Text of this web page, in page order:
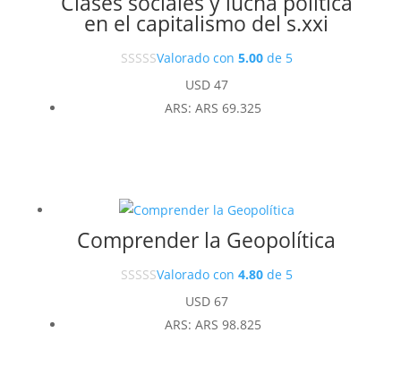
en el capitalismo del s.xxi
Valorado con 5.00de 5
USD47
ARS: ARS 69.325
Comprender la Geopolítica
Valorado con 4.80de 5
USD67
ARS: ARS 98.825